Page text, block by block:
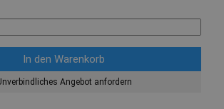
Angebot anfordern